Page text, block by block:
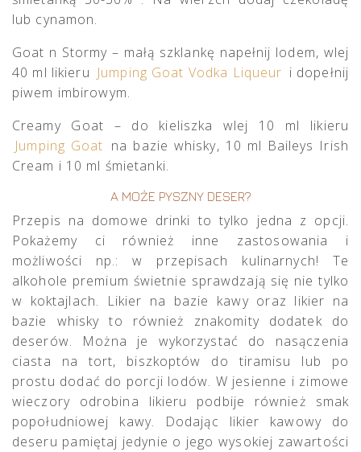
lub cynamon.
Goat n Stormy – małą szklankę napełnij lodem, wlej
40 ml likieru Jumping Goat Vodka Liqueur i dopełnij
piwem imbirowym.
Creamy Goat – do kieliszka wlej 10 ml likieru
Jumping Goat na bazie whisky, 10 ml Baileys Irish
Cream i 10 ml śmietanki.
A MOŻE PYSZNY DESER?
Przepis na domowe drinki to tylko jedna z opcji.
Pokażemy ci również inne zastosowania i
możliwości np.: w przepisach kulinarnych! Te
alkohole premium świetnie sprawdzają się nie tylko
w koktajlach. Likier na bazie kawy oraz likier na
bazie whisky to również znakomity dodatek do
deserów. Można je wykorzystać do nasączenia
ciasta na tort, biszkoptów do tiramisu lub po
prostu dodać do porcji lodów. W jesienne i zimowe
wieczory odrobina likieru podbije również smak
popołudniowej kawy. Dodając likier kawowy do
deseru pamiętaj jedynie o jego wysokiej zawartości